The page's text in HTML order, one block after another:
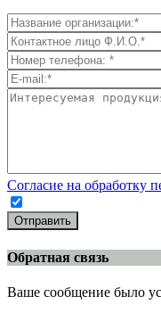
Согласие на обработку
Отправить
Обратная связь
Ваше сообщение было